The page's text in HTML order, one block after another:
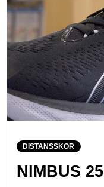
DISTANSSKOR
NIMBUS 25